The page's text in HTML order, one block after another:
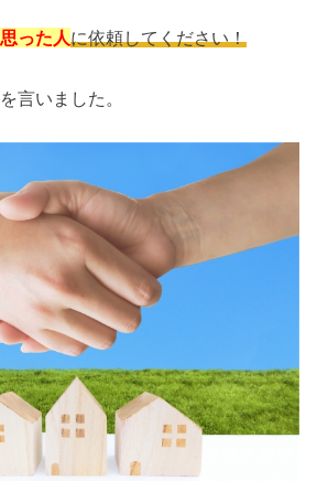
った人に依頼してください！
言いました。